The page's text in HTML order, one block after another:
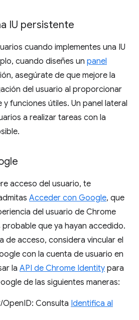
IU persistente
cuando implementes una IU
cuando diseñes un panel
asegúrate de que mejore la
del usuario al proporcionar
funciones útiles. Un panel lateral
a realizar tareas con la
acceso del usuario, te
Acceder con Google, que
del usuario de Chrome
probable que ya hayan accedido.
de acceso, considera vincular el
con la cuenta de usuario en
la API de Chrome Identity para
de las siguientes maneras:
Consulta Identifica al